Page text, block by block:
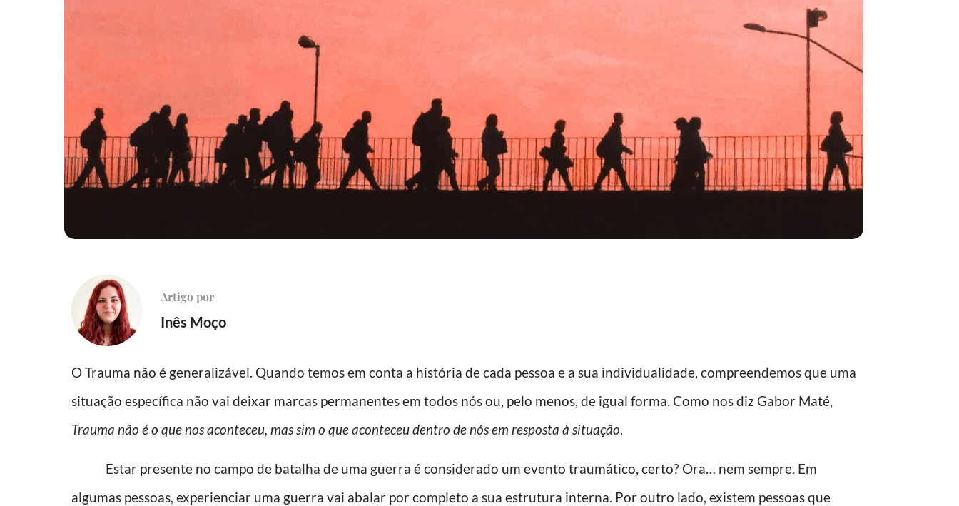
Artigo por
Inês Moço
O Trauma não é generalizável. Quando temos em conta a história de cada pessoa e a sua individualidade, compreendemos que uma
situação específica não vai deixar marcas permanentes em todos nós ou, pelo menos, de igual forma. Como nos diz Gabor Maté,
Trauma não é o que nos aconteceu, mas sim o que aconteceu dentro de nós em resposta à situação.
Estar presente no campo de batalha de uma guerra é considerado um evento traumático, certo? Ora… nem sempre. Em
algumas pessoas, experienciar uma guerra vai abalar por completo a sua estrutura interna. Por outro lado, existem pessoas que